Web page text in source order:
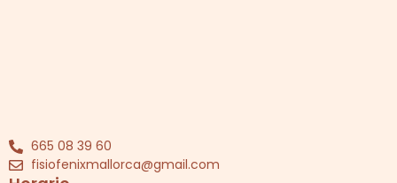
665 08 39 60
fisiofenixmallorca@gmail.com